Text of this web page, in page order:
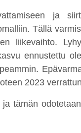
ja
Tällä
liikevaihto.
ennustettu
2023
tämän